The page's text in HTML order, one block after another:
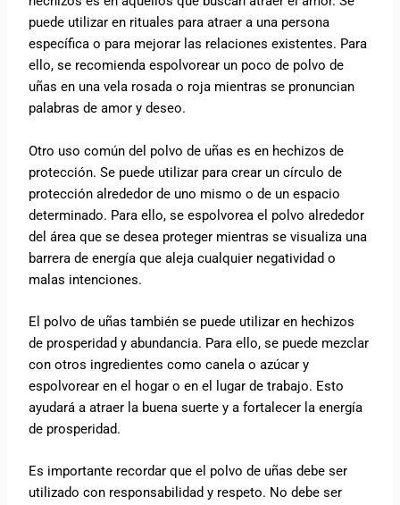
puede utilizar en rituales para atraer a una persona
específica o para mejorar las relaciones existentes. Para
ello, se recomienda espolvorear un poco de polvo de
uñas en una vela rosada o roja mientras se pronuncian
palabras de amor y deseo.
Otro uso común del polvo de uñas es en hechizos de
protección. Se puede utilizar para crear un círculo de
protección alrededor de uno mismo o de un espacio
determinado. Para ello, se espolvorea el polvo alrededor
del área que se desea proteger mientras se visualiza una
barrera de energía que aleja cualquier negatividad o
malas intenciones.
El polvo de uñas también se puede utilizar en hechizos
de prosperidad y abundancia. Para ello, se puede mezclar
con otros ingredientes como canela o azúcar y
espolvorear en el hogar o en el lugar de trabajo. Esto
ayudará a atraer la buena suerte y a fortalecer la energía
de prosperidad.
Es importante recordar que el polvo de uñas debe ser
utilizado con responsabilidad y respeto. No debe ser